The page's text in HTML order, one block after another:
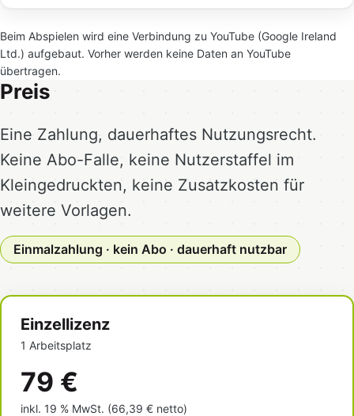
Beim Abspielen wird eine Verbindung zu YouTube (Google Ireland
Ltd.) aufgebaut. Vorher werden keine Daten an YouTube
übertragen.
Preis
Eine Zahlung, dauerhaftes Nutzungsrecht.
Keine Abo-Falle, keine Nutzerstaffel im
Kleingedruckten, keine Zusatzkosten für
weitere Vorlagen.
Einmalzahlung · kein Abo · dauerhaft nutzbar
Einzellizenz
1 Arbeitsplatz
79 €
inkl. 19 % MwSt. (66,39 € netto)